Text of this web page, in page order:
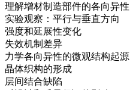
理解增材制造部件的各向异性
实验观察：平行与垂直方向
强度和延展性变化
失效机制差异
力学各向异性的微观结构起源
晶体织构的形成
层间结合缺陷